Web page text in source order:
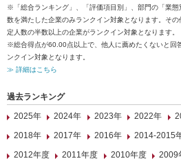
※「総合ランキング」、「評価項目別」、部門の「業態
数を満たした企業のみランクイン対象となります。そ
定人数の半数以上の企業がランクイン対象となります。
※総合得点が60.00点以上で、他人に薦めたくないと回
ンクイン対象となります。
≫ 詳細はこちら
過去ランキング
2025年
2024年 2023年 2022年
2018年
2017年 2016年 2014-2015
2012年度
2011年度 2010年度 2009